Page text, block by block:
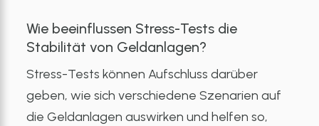
Wie beeinflussen Stress-Tests die
Stabilität von Geldanlagen?
Stress-Tests können Aufschluss darüber
geben, wie sich verschiedene Szenarien auf
die Geldanlagen auswirken und helfen so,